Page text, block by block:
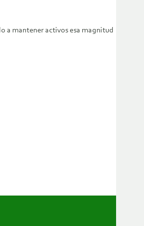
a mantener activos esa magnitud